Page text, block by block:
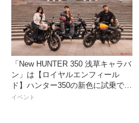
「New HUNTER 350 浅草キャラバ
ン」は【ロイヤルエンフィール
ド】ハンター350の新色に試乗でき
るチャンス！
イベント